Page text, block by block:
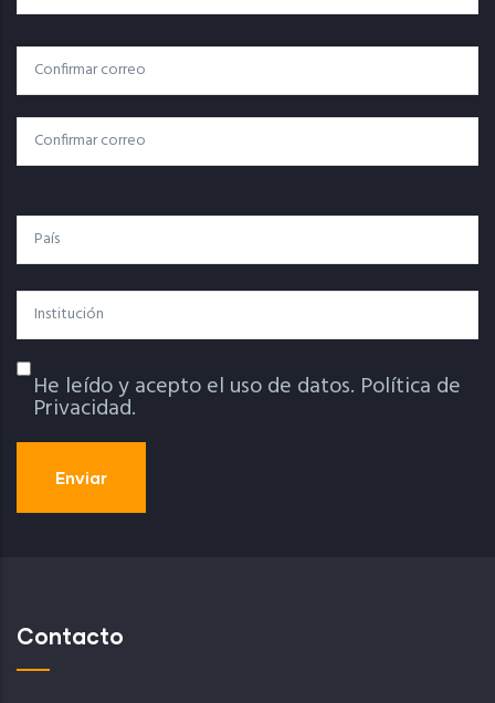
Correo
Electrónico
Correo Electrónico
Confirmar Correo
País
Institución
Política De Privacidad
He leído y acepto el uso de datos. Política de
Privacidad.
Contacto